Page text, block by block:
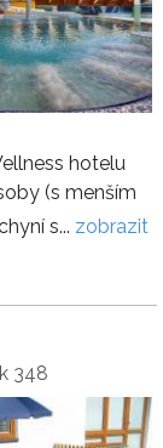
hotelu
(s menším
s... zobrazit
348